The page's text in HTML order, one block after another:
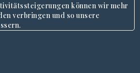
können wir mehr
verbringen und so unsere